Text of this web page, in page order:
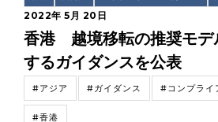
2022年 5月 20日
香港 越境移転の推奨モデ
するガイダンスを公表
#アジア #ガイダンス #コンプライ
#香港